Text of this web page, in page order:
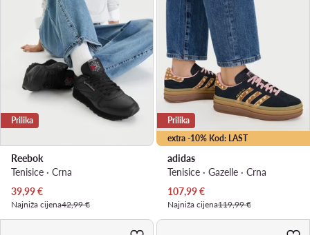
Prilika
Reebok
Tenisice · Crna
Trenutna cijena
39,99€
Najniža cijena42,99 €
extra -10% Kod: LAST
Prilika
adidas
Tenisice · Gazelle · Crna
Trenutna cijena
107,99€
Najniža cijena119,99 €